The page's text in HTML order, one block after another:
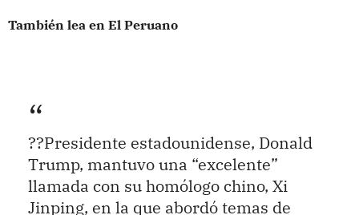
También lea en El Peruano
??Presidente estadounidense, Donald
Trump, mantuvo una “excelente”
llamada con su homólogo chino, Xi
Jinping, en la que abordó temas de